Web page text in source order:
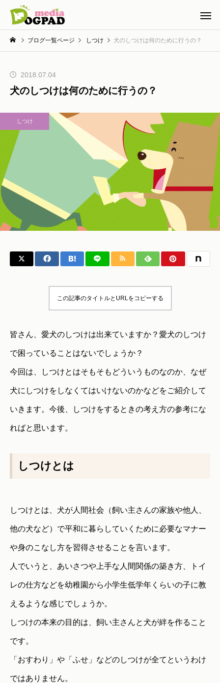
ブログ一覧ページ しつけ 犬のしつけは何のために行うの？
2018.07.04
犬のしつけは何のために行うの？
しつけ
この記事のタイトルとURLをコピーする
皆さん、愛犬のしつけは出来ていますか？愛犬のしつけ
で困っていることはないでしょうか？
今回は、しつけとはそもそもどういうものなのか、なぜ
犬にしつけをしなくてはいけないのかなどをご紹介して
いきます。今後、しつけをするときの考え方の参考にな
ればと思います。
しつけとは
しつけとは、犬が人間社会（飼い主さんの家族や他人、
他の犬など）で平和に暮らしていくために必要なマナー
や身のこなし方を習得させることを言います。
人でいうと、あいさつや上手な人間関係の築き方、トイ
レの仕方などを幼稚園から小学生低学年くらいの子に教
えるような感じでしょうか。
しつけの本来の目的は、飼い主さんと犬が絆を作ること
です。
「おすわり」や「ふせ」などのしつけが全てというわけ
ではありません。